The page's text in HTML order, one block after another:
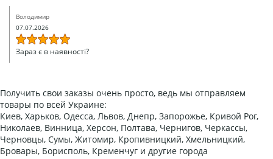
Володимир
07.07.2026
Зараз є в наявності?
Получить свои заказы очень просто, ведь мы отправляем
товары по всей Украине:
Киев, Харьков, Одесса, Львов, Днепр, Запорожье, Кривой Рог,
Николаев, Винница, Херсон, Полтава, Чернигов, Черкассы,
Черновцы, Сумы, Житомир, Кропивницкий, Хмельницкий,
Бровары, Борисполь, Кременчуг и другие города